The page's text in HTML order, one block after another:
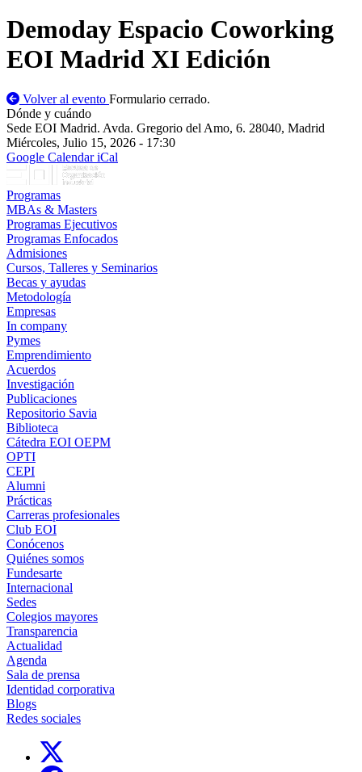
Demoday Espacio Coworking
EOI Madrid XI Edición
Volver al evento Formulario cerrado.
Dónde y cuándo
Sede EOI Madrid. Avda. Gregorio del Amo, 6. 28040, Madrid
Miércoles, Julio 15, 2026 - 17:30
Google CalendariCal
Programas
MBAs & Masters
Programas Ejecutivos
Programas Enfocados
Admisiones
Cursos, Talleres y Seminarios
Becas y ayudas
Metodología
Empresas
In company
Pymes
Emprendimiento
Acuerdos
Investigación
Publicaciones
Repositorio Savia
Biblioteca
Cátedra EOI OEPM
OPTI
CEPI
Alumni
Prácticas
Carreras profesionales
Club EOI
Conócenos
Quiénes somos
Fundesarte
Internacional
Sedes
Colegios mayores
Transparencia
Actualidad
Agenda
Sala de prensa
Identidad corporativa
Blogs
Redes sociales